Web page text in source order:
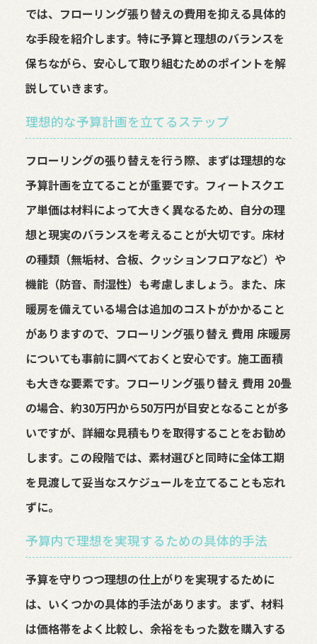
では、フローリング張り替えの費用を抑える具体的
な手段を紹介します。特に予算と理想のバランスを
保ちながら、安心して取り組むためのポイントを解
説していきます。
理想的な予算計画を立てるステップ
フローリングの張り替えを行う際、まずは理想的な
予算計画を立てることが重要です。フィートスクエ
ア単価は材料によって大きく異なるため、自分の理
想と現実のバランスを考えることが大切です。床材
の種類（無垢材、合板、クッションフロアなど）や
機能（防音、耐湿性）も考慮しましょう。また、床
暖房を備えている場合は追加のコストがかかること
がありますので、フローリング張り替え 費用 床暖房
についても事前に調べておくと安心です。施工面積
も大きな要素です。フローリング張り替え 費用 20畳
の場合、約30万円から50万円が目安となることが多
いですが、詳細な見積もりを取得することをお勧め
します。この段階では、素材選びと同時に全体工期
を見渡して妥当なスケジュールを立てることも忘れ
ずに。
予算内で理想を実現するための具体的手法
予算を守りつつ理想の仕上がりを実現するために
は、いくつかの具体的手法があります。まず、材料
は価格帯をよく比較し、余裕をもった数を購入する